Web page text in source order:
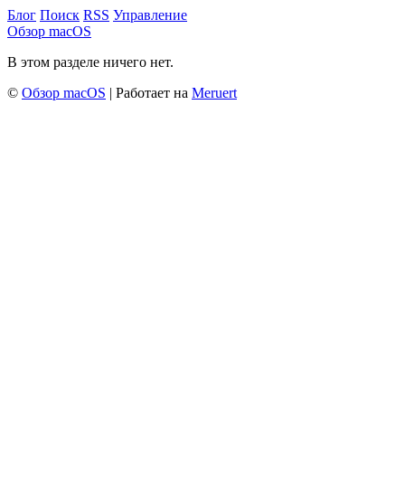
Блог Поиск RSS Управление
Обзор macOS
В этом разделе ничего нет.
© Обзор macOS | Работает на Meruert